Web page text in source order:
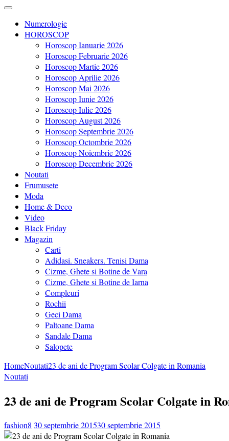
Fashion8.ro ❤️
Revista Fashion8.ro locul unde gasesti ce e nou: horoscop,
Numerologie
HOROSCOP
Horoscop Ianuarie 2026
Horoscop Februarie 2026
Horoscop Martie 2026
Horoscop Aprilie 2026
Horoscop Mai 2026
Horoscop Iunie 2026
Horoscop Iulie 2026
Horoscop August 2026
Horoscop Septembrie 2026
Horoscop Octombrie 2026
Horoscop Noiembrie 2026
Horoscop Decembrie 2026
Noutati
Frumusete
Moda
Home & Deco
Video
Black Friday
Magazin
Carti
Adidasi. Sneakers. Tenisi Dama
Cizme, Ghete si Botine de Vara
Cizme, Ghete si Botine de Iarna
Compleuri
Rochii
Geci Dama
Paltoane Dama
Sandale Dama
Salopete
HomeNoutati23 de ani de Program Scolar Colgate in Romania
Noutati
23 de ani de Program Scolar Colgate in
fashion8 30 septembrie 201530 septembrie 2015